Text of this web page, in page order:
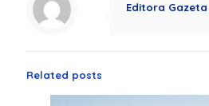
Editora Gazeta
Related posts